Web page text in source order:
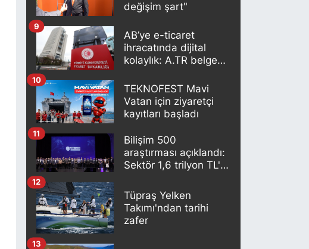
değişim şart"
AB’ye e-ticaret
ihracatında dijital
kolaylık: A.TR belgesi
oluşturuluyor
9
TEKNOFEST Mavi
Vatan için ziyaretçi
kayıtları başladı
10
Bilişim 500
araştırması açıklandı:
Sektör 1,6 trilyon TL'lik
11
Tüpraş Yelken
Takımı'ndan tarihi
zafer
12
13